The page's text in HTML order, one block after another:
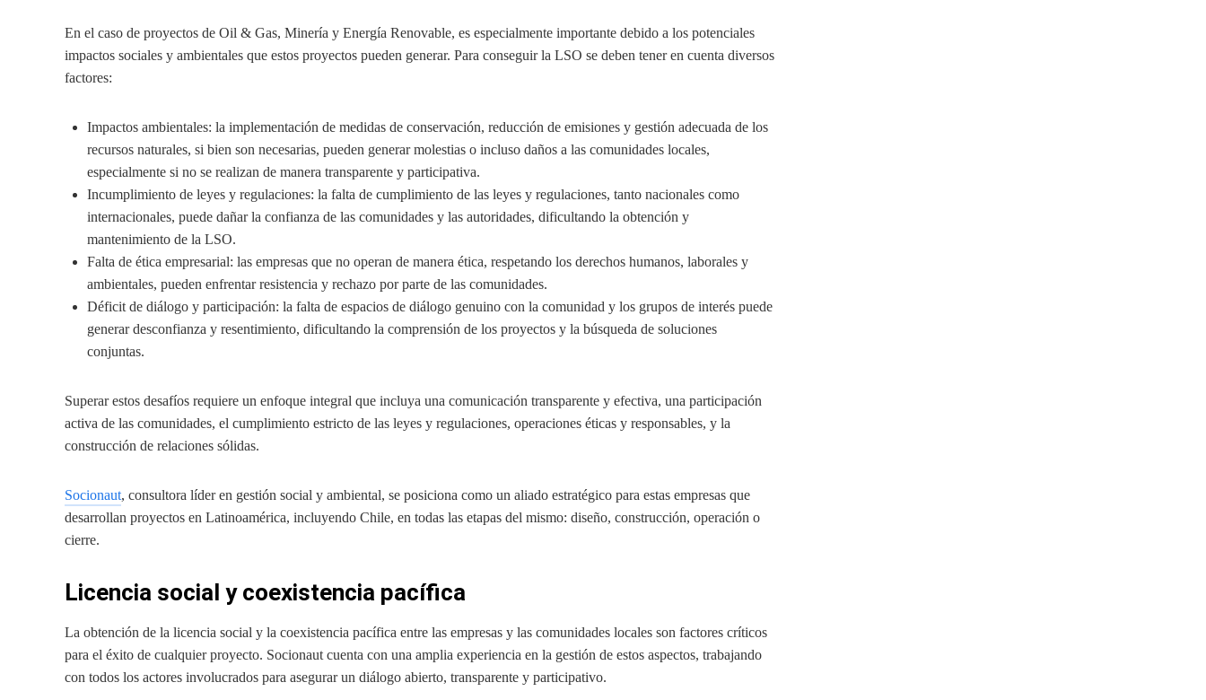
En el caso de proyectos de Oil & Gas, Minería y Energía Renovable, es especialmente importante debido a los potenciales
impactos sociales y ambientales que estos proyectos pueden generar. Para conseguir la LSO se deben tener en cuenta diversos
factores:
Impactos ambientales: la implementación de medidas de conservación, reducción de emisiones y gestión adecuada de los
recursos naturales, si bien son necesarias, pueden generar molestias o incluso daños a las comunidades locales,
especialmente si no se realizan de manera transparente y participativa.
Incumplimiento de leyes y regulaciones: la falta de cumplimiento de las leyes y regulaciones, tanto nacionales como
internacionales, puede dañar la confianza de las comunidades y las autoridades, dificultando la obtención y
mantenimiento de la LSO.
Falta de ética empresarial: las empresas que no operan de manera ética, respetando los derechos humanos, laborales y
ambientales, pueden enfrentar resistencia y rechazo por parte de las comunidades.
Déficit de diálogo y participación: la falta de espacios de diálogo genuino con la comunidad y los grupos de interés puede
generar desconfianza y resentimiento, dificultando la comprensión de los proyectos y la búsqueda de soluciones
conjuntas.
Superar estos desafíos requiere un enfoque integral que incluya una comunicación transparente y efectiva, una participación
activa de las comunidades, el cumplimiento estricto de las leyes y regulaciones, operaciones éticas y responsables, y la
construcción de relaciones sólidas.
Socionaut, consultora líder en gestión social y ambiental, se posiciona como un aliado estratégico para estas empresas que
desarrollan proyectos en Latinoamérica, incluyendo Chile, en todas las etapas del mismo: diseño, construcción, operación o
cierre.
Licencia social y coexistencia pacífica
La obtención de la licencia social y la coexistencia pacífica entre las empresas y las comunidades locales son factores críticos
para el éxito de cualquier proyecto. Socionaut cuenta con una amplia experiencia en la gestión de estos aspectos, trabajando
con todos los actores involucrados para asegurar un diálogo abierto, transparente y participativo.